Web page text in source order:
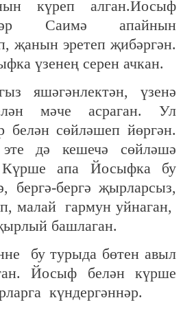
күреп алган.Йосыф
Саимә апайнын
җанын эретеп җибәргән.
үзенең серен ачкан.
яшәгәнлектән, үзенә
мәче асраган. Ул
белән сөйләшеп йөргән.
дә кешечә сөйләшә
Күрше апа Йосыфка бу
бергә-бергә җырларсыз,
малай гармун уйнаган,
башлаган.
бу турыда бөтен авыл
Йосыф белән күрше
күндергәннәр.